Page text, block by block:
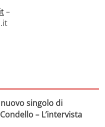
–
nuovo singolo di
– L’intervista